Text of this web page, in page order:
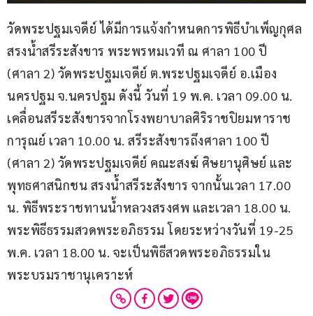
วัดพระปฐมเจดีย์ ได้มีการแจ้งกำหนดการพิธีบำเพ็ญกุศล
สรงน้ำสรีระสังขาร พระพรหมเวที ณ ศาลา 100 ปี
(ศาลา 2) วัดพระปฐมเจดีย์ ต.พระปฐมเจดีย์ อ.เมือง
นครปฐม จ.นครปฐม ดังนี้ วันที่ 19 พ.ค. เวลา 09.00 น.
เคลื่อนสรีระสังขารจากโรงพยาบาลศิริราชปิยมหาราช
การุณย์ เวลา 10.00 น. สรีระสังขารถึงศาลา 100 ปี
(ศาลา 2) วัดพระปฐมเจดีย์ คณะสงฆ์ ศิษยานุศิษย์ และ
พุทธศาสนิกชน สรงน้ำสรีระสังขาร จากนั้นเวลา 17.00
น. พิธีพระราชทานน้ำหลวงสรงศพ และเวลา 18.00 น.
พระพิธีธรรมสวดพระอภิธรรม โดยระหว่างวันที่ 19-25
พ.ค. เวลา 18.00 น. จะเป็นพิธีสวดพระอภิธรรมใน
พระบรมราชานุเคราะห์